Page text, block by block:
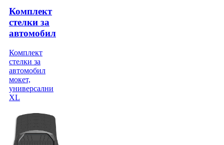
Комплект
стелки за
автомобил
Комплект
стелки за
автомобил
мокет,
универсални
XL